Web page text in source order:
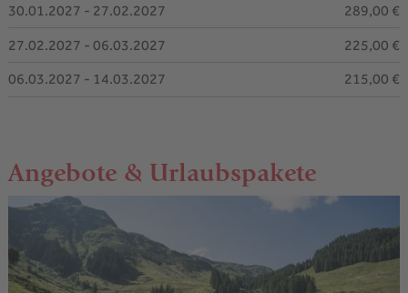
30.01.2027 - 27.02.2027
289,00 €
27.02.2027 - 06.03.2027
225,00 €
06.03.2027 - 14.03.2027
215,00 €
Angebote & Urlaubspakete